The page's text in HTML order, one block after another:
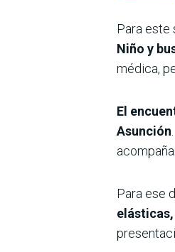
Para este
Niño y
médica,
El
Asunción
Para ese